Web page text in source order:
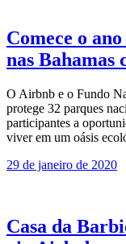
Comece o
nas Bahamas
O Airbnb e o Fundo
protege 32 parques
participantes a
viver em um oásis
29 de janeiro de 2020
Casa da